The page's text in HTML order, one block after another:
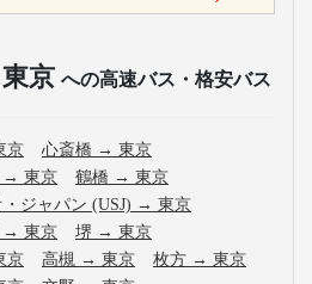
東京 への高速バス・格安バス
京 心斎橋 → 東京
→ 東京 鶴橋 → 東京
ジャパン (USJ) → 東京
→ 東京 堺 → 東京
京 高槻 → 東京 枚方 → 東京